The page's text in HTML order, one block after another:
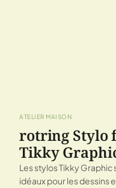
ATELIER MAISON
rotring Stylo
Tikky
Les stylos Tikky
idéaux pour les dessins